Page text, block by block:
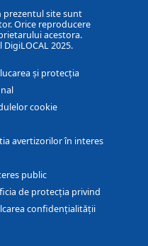
prezentul site sunt
Orice reproducere
acestora.
2025.
și protecția
cookie
avertizorilor în interes
public
de protecția privind
confidențialității